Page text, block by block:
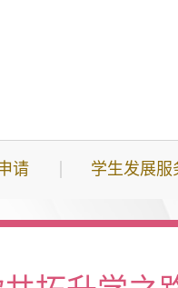
请 学生发展服